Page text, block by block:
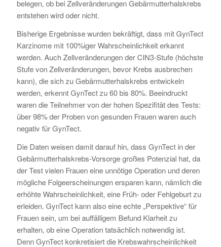
belegen, ob bei Zellveränderungen Gebärmutterhalskrebs
entstehen wird oder nicht.
Bisherige Ergebnisse wurden bekräftigt, dass mit GynTect
Karzinome mit 100%iger Wahrscheinlichkeit erkannt
werden. Auch Zellveränderungen der CIN3-Stufe (höchste
Stufe von Zellveränderungen, bevor Krebs ausbrechen
kann), die sich zu Gebärmutterhalskrebs entwickeln
werden, erkennt GynTect zu 60 bis 80%. Beeindruckt
waren die Teilnehmer von der hohen Spezifität des Tests:
über 98% der Proben von gesunden Frauen waren auch
negativ für GynTect.
Die Daten weisen damit darauf hin, dass GynTect in der
Gebärmutterhalskrebs-Vorsorge großes Potenzial hat, da
der Test vielen Frauen eine unnötige Operation und deren
mögliche Folgeerscheinungen ersparen kann, nämlich die
erhöhte Wahrscheinlichkeit, eine Früh- oder Fehlgeburt zu
erleiden. GynTect kann also eine echte „Perspektive“ für
Frauen sein, um bei auffälligem Befund Klarheit zu
erhalten, ob eine Operation tatsächlich notwendig ist.
Denn GynTect konkretisiert die Krebswahrscheinlichkeit